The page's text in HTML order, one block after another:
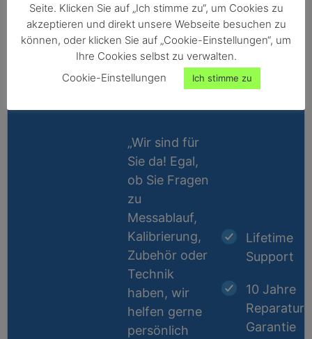
Vertriebsleitung
Außendienst -
Nordeuropa,
Afrika,
Nordamerika,
„Wir sind für
Sie da! Egal,
ob Sie Fragen
zu
Messablauf,
Kalibrierung,
Zubehör oder
Technik
haben, wir
helfen gerne
persönlich
Lifetime
Support
10 Jahre
Reparatur-
Garantie
Seite. Klicken Sie auf „Ich stimme zu“, um Cookies zu
akzeptieren und direkt unsere Webseite besuchen zu
können, oder klicken Sie auf „Cookie-Einstellungen“, um
Ihre Cookies selbst zu verwalten.
Cookie-Einstellungen
Ich stimme zu